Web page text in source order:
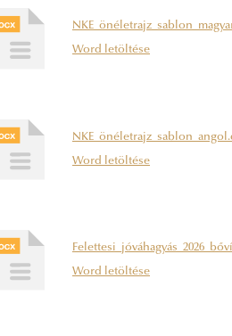
Word letöltése
Word letöltése
Word letöltése